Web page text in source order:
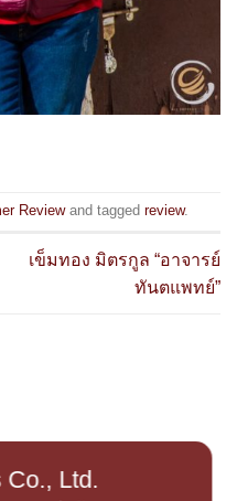
Reviewand tagged review.
เข็มทอง มิตรกูล “อาจารย์
ทันตแพทย์”
Co., Ltd.